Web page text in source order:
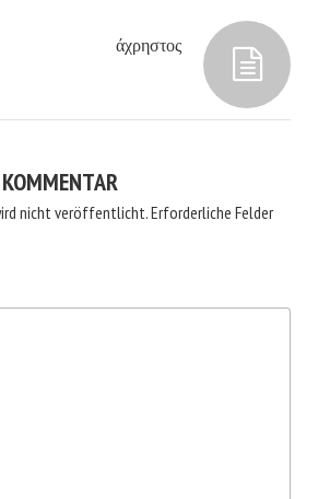
άχρηστος
nicht veröffentlicht.Erforderliche Felder